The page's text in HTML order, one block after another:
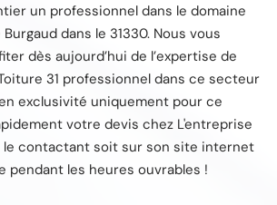
un professionnel dans le domaine
dans le 31330. Nous vous
dès aujourd’hui de l’expertise de
31 professionnel dans ce secteur
exclusivité uniquement pour ce
votre devis chez L'entreprise
le contactant soit sur son site internet
pendant les heures ouvrables !